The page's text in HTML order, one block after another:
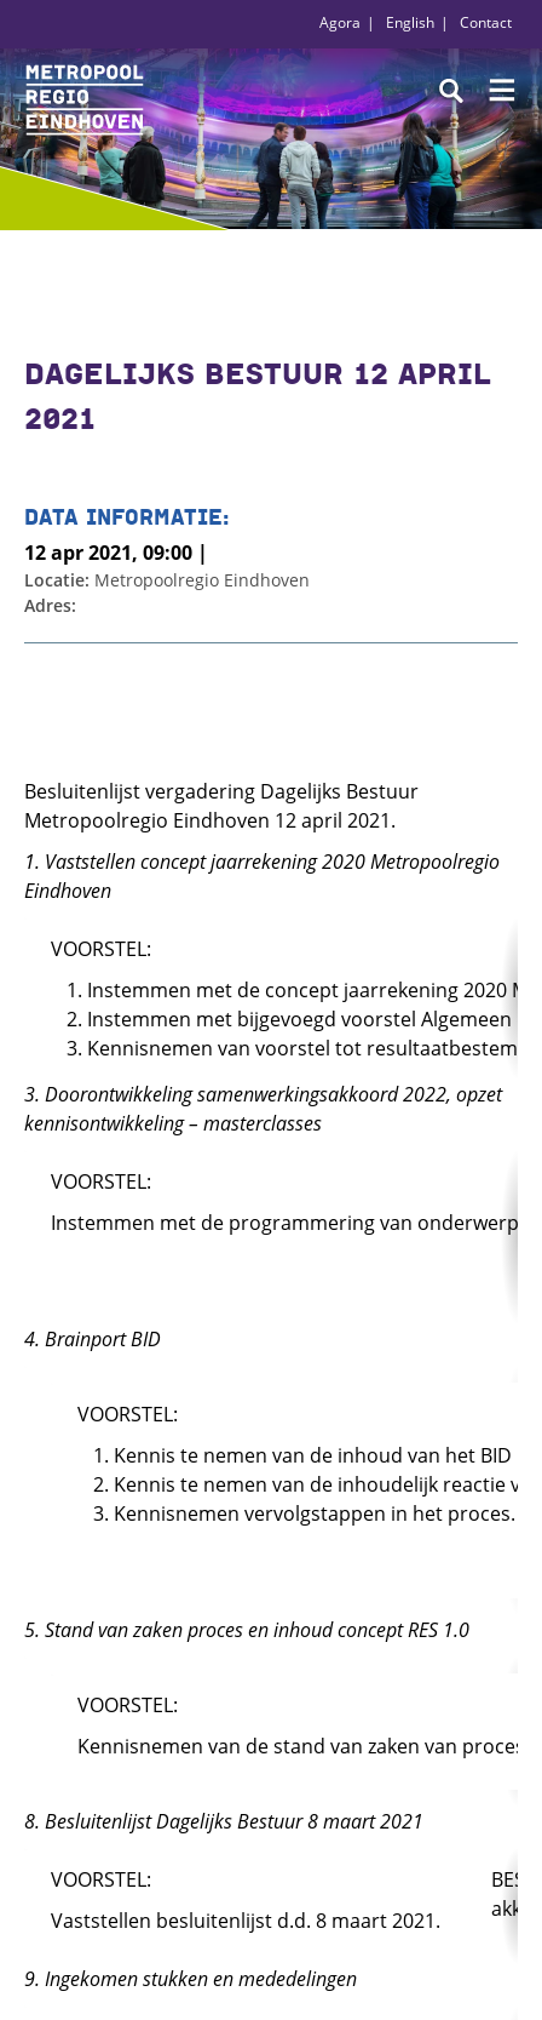
Agora English Contact
DAGELIJKS BESTUUR 12 APRIL
2021
DATA INFORMATIE:
12 apr 2021, 09:00 |
Locatie: Metropoolregio Eindhoven
Adres:
Besluitenlijst vergadering Dagelijks Bestuur
Metropoolregio Eindhoven 12 april 2021.
1. Vaststellen concept jaarrekening 2020 Metropoolregio
Eindhoven
VOORSTEL:
Instemmen met de concept jaarrekening 2020
Instemmen met bijgevoegd voorstel Algemeen
Kennisnemen van voorstel tot
3. Doorontwikkeling samenwerkingsakkoord 2022, opzet
kennisontwikkeling – masterclasses
VOORSTEL:
Instemmen met de programmering van
4. Brainport BID
VOORSTEL:
Kennis te nemen van de inhoud van het BID
Kennis te nemen van de inhoudelijk reactie
Kennisnemen vervolgstappen in het proces.
5. Stand van zaken proces en inhoud concept RES 1.0
VOORSTEL:
Kennisnemen van de stand van zaken van proces
8. Besluitenlijst Dagelijks Bestuur 8 maart 2021
VOORSTEL:
Vaststellen besluitenlijst d.d. 8 maart 2021.
9. Ingekomen stukken en mededelingen